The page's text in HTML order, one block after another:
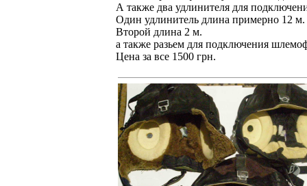
А также два удлинителя для
Один удлинитель длина примерно 12 м.
Второй длина 2 м.
а также разьем для подключения
Цена за все 1500 грн.